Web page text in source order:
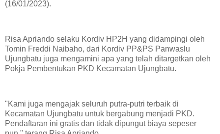
(16/01/2023).
Risa Apriando selaku Kordiv HP2H yang didampingi oleh
Tomin Freddi Naibaho, dari Kordiv PP&PS Panwaslu
Ujungbatu juga mengamini apa yang telah ditargetkan oleh
Pokja Pembentukan PKD Kecamatan Ujungbatu.
"Kami juga mengajak seluruh putra-putri terbaik di
Kecamatan Ujungbatu untuk bergabung menjadi PKD.
Pendaftaran ini gratis dan tidak dipungut biaya sepeser